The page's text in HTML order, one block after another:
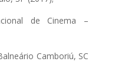
de Cinema –
Camboriú, SC